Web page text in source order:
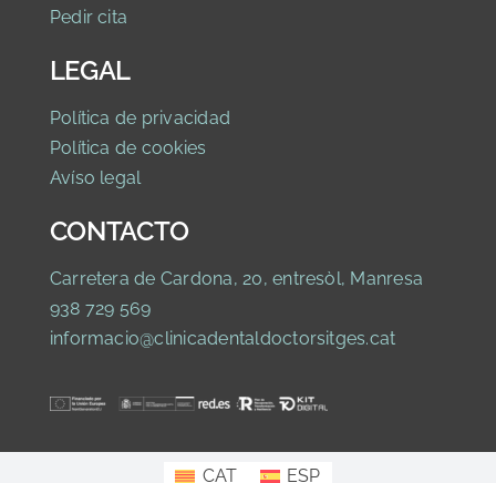
Pedir cita
LEGAL
Política de privacidad
Política de cookies
Avíso legal
CONTACTO
Carretera de Cardona, 20, entresòl, Manresa
938 729 569
informacio@clinicadentaldoctorsitges.cat
CAT ESP